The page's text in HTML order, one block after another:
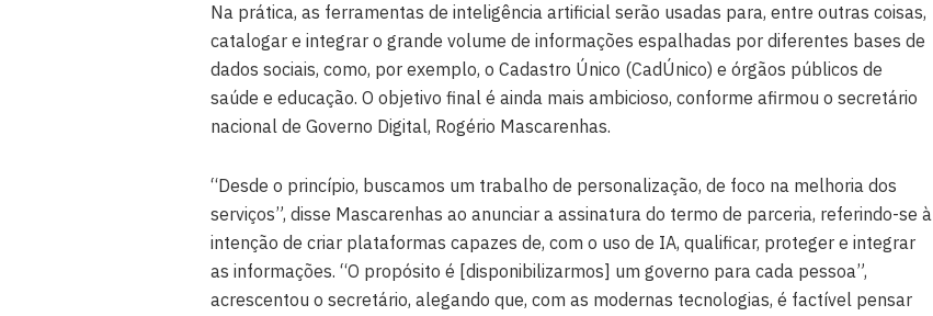
Na prática, as ferramentas de inteligência artificial serão usadas para, entre outras coisas,
catalogar e integrar o grande volume de informações espalhadas por diferentes bases de
dados sociais, como, por exemplo, o Cadastro Único (CadÚnico) e órgãos públicos de
saúde e educação. O objetivo final é ainda mais ambicioso, conforme afirmou o secretário
nacional de Governo Digital, Rogério Mascarenhas.
“Desde o princípio, buscamos um trabalho de personalização, de foco na melhoria dos
serviços”, disse Mascarenhas ao anunciar a assinatura do termo de parceria, referindo-se à
intenção de criar plataformas capazes de, com o uso de IA, qualificar, proteger e integrar
as informações. “O propósito é [disponibilizarmos] um governo para cada pessoa”,
acrescentou o secretário, alegando que, com as modernas tecnologias, é factível pensar